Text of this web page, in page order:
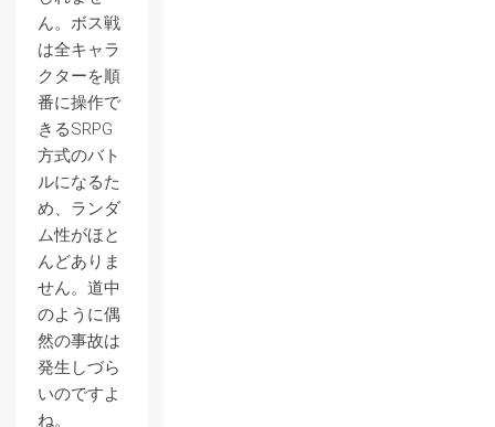
ん。ボス戦
は全キャラ
クターを順
番に操作で
きるSRPG
方式のバト
ルになるた
め、ランダ
ム性がほと
んどありま
せん。道中
のように偶
然の事故は
発生しづら
いのですよ
ね。